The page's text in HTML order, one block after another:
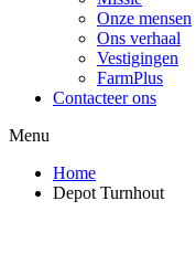
Onze mensen
Ons verhaal
Vestigingen
FarmPlus
Contacteer ons
Menu
Home
Depot Turnhout